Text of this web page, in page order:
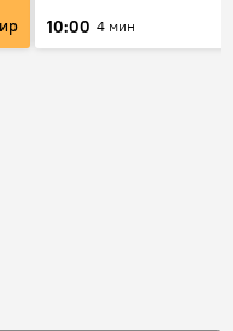
10:00 4 мин